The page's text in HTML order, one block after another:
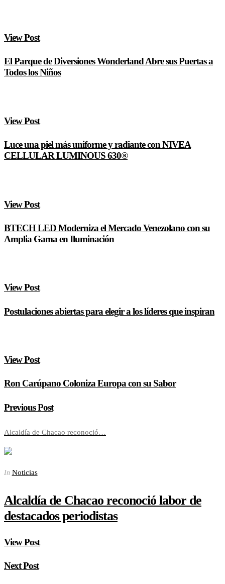
View Post
El Parque de Diversiones Wonderland Abre sus Puertas a
Todos los Niños
View Post
Luce una piel más uniforme y radiante con NIVEA
CELLULAR LUMINOUS 630®
View Post
BTECH LED Moderniza el Mercado Venezolano con su
Amplia Gama en Iluminación
View Post
Postulaciones abiertas para elegir a los líderes que inspiran
View Post
Ron Carúpano Coloniza Europa con su Sabor
Previous Post
Alcaldía de Chacao reconoció…
In Noticias
Alcaldía de Chacao reconoció labor de
destacados periodistas
View Post
Next Post